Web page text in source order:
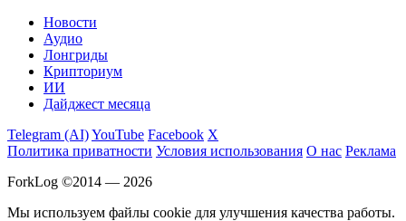
Новости
Аудио
Лонгриды
Крипториум
ИИ
Дайджест месяца
Telegram (AI)YouTube Facebook X
Политика приватности Условия использования О нас Реклама
ForkLog ©2014 — 2026
Мы используем файлы cookie для улучшения качества работы.